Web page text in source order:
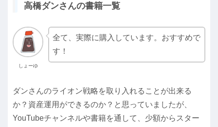
高橋ダンさんの書籍一覧
しょーゆ
全て、実際に購入しています。おすすめで
す！
ダンさんのライオン戦略を取り入れることが出来る
か？資産運用ができるのか？と思っていましたが、
YouTubeチャンネルや書籍を通して、少額からスター